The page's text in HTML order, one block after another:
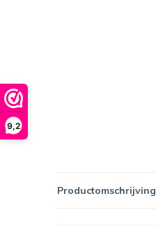
9,2
Productomschrijving